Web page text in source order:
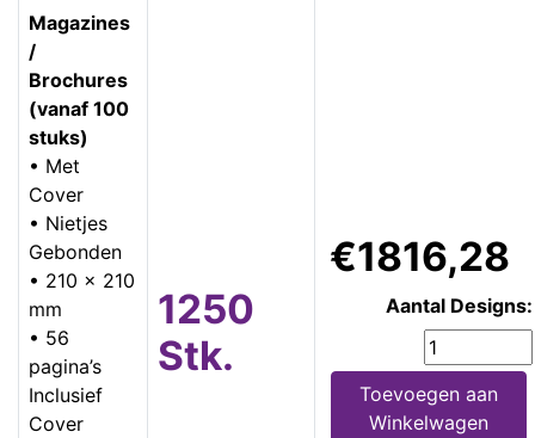
Magazines
/
Brochures
(vanaf 100
stuks)
• Met
Cover
• Nietjes
Gebonden
• 210 x 210
mm
• 56
pagina’s
Inclusief
Cover
1250
Stk.
€1816,28
Aantal Designs:
Toevoegen aan
Winkelwagen